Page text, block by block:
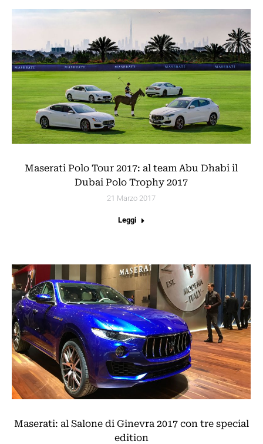
Maserati Polo Tour 2017: al team Abu Dhabi il
Dubai Polo Trophy 2017
21 Marzo 2017
Leggi
Maserati: al Salone di Ginevra 2017 con tre special
edition